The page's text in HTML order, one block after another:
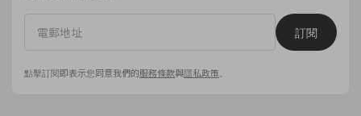
訂閱
點擊訂閱即表示您同意我們的服務條款與隱私政策